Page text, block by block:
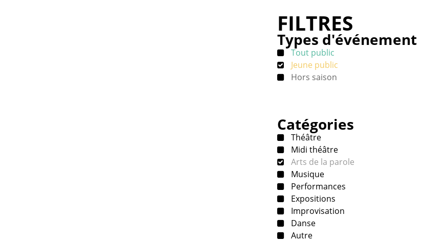
FILTRES
Types d'événement
Tout public
Jeune public
Hors saison
Catégories
Théâtre
Midi théâtre
Arts de la parole
Musique
Performances
Expositions
Improvisation
Danse
Autre